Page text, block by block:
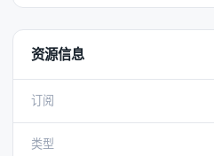
资源信息
订阅
类型